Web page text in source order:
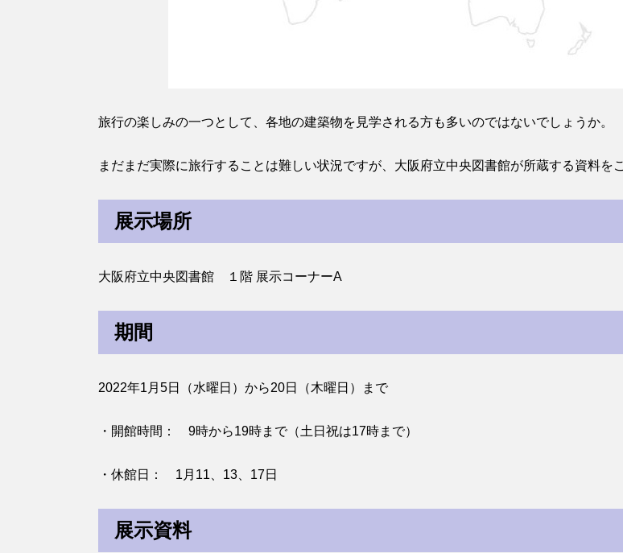
旅行の楽しみの一つとして、各地の建築物を見学される方も多いのではないでしょうか。
まだまだ実際に旅行することは難しい状況ですが、大阪府立中央図書館が所蔵する資料を
展示場所
大阪府立中央図書館 １階 展示コーナーA
期間
2022年1月5日（水曜日）から20日（木曜日）まで
・開館時間： 9時から19時まで（土日祝は17時まで）
・休館日： 1月11、13、17日
展示資料